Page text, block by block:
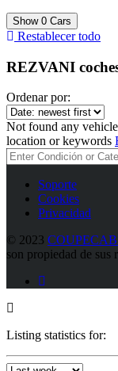
Show 0 Cars
Restablecer todo
REZVANI
Ordenar por:
Not found any
location or keywords
Soporte
Cookies
Privacidad
© 2023
son propiedad de sus
Listing statistics for: